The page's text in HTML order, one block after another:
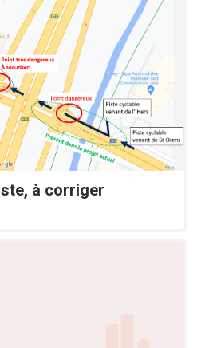
à corriger